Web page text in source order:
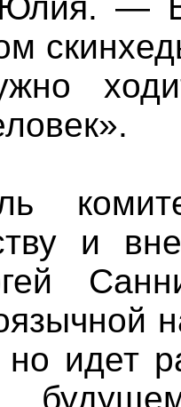
и
но идет